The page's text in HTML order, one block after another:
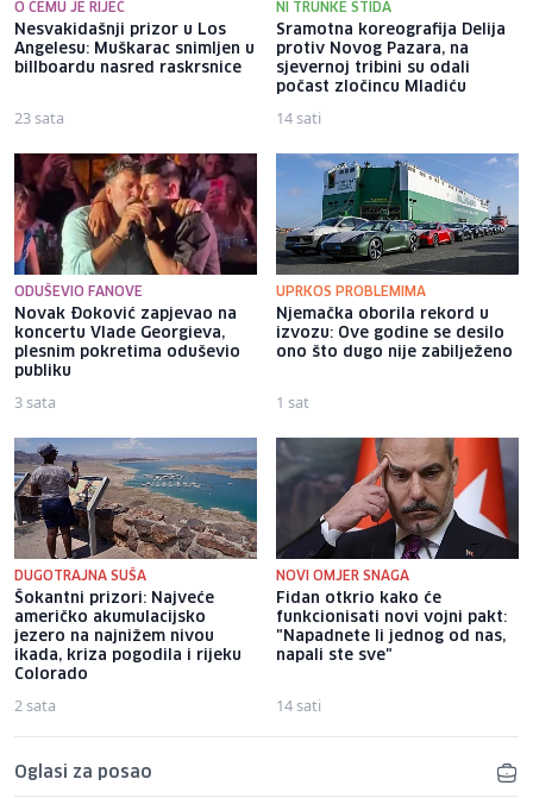
O ČEMU JE RIJEČ
Nesvakidašnji prizor u Los
Angelesu: Muškarac snimljen u
billboardu nasred raskrsnice
23 sata
NI TRUNKE STIDA
Sramotna koreografija Delija
protiv Novog Pazara, na
sjevernoj tribini su odali
počast zločincu Mladiću
14 sati
ODUŠEVIO FANOVE
Novak Đoković zapjevao na
koncertu Vlade Georgieva,
plesnim pokretima oduševio
publiku
3 sata
UPRKOS PROBLEMIMA
Njemačka oborila rekord u
izvozu: Ove godine se desilo
ono što dugo nije zabilježeno
1 sat
DUGOTRAJNA SUŠA
Šokantni prizori: Najveće
američko akumulacijsko
jezero na najnižem nivou
ikada, kriza pogodila i rijeku
Colorado
2 sata
NOVI OMJER SNAGA
Fidan otkrio kako će
funkcionisati novi vojni pakt:
"Napadnete li jednog od nas,
napali ste sve"
14 sati
Oglasi za posao